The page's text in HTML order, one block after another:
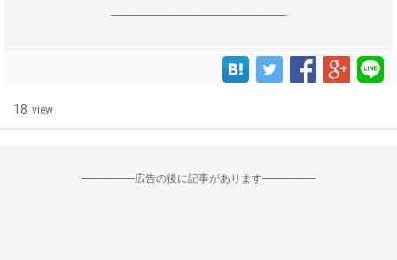
------------------------------------------------------------------
18 view
--------------------広告の後に記事があります--------------------